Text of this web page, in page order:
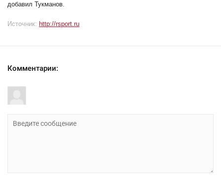
добавил Тукманов.
Источник: http://rsport.ru
Комментарии: